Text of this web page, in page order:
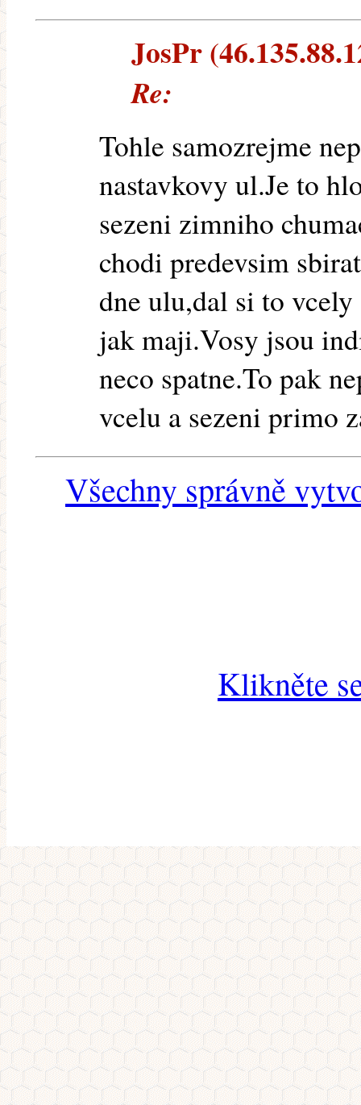
JosPr
Re:
Tohle samozrejme
nastavkovy ul.Je to
sezeni zimniho
chodi predevsim
dne ulu,dal si to
jak maji.Vosy jsou
neco spatne.To pak
vcelu a sezeni primo
Všechny správně
Klikněte